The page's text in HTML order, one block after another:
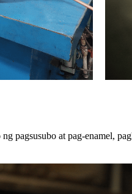
pagsusubo at pag-enamel,